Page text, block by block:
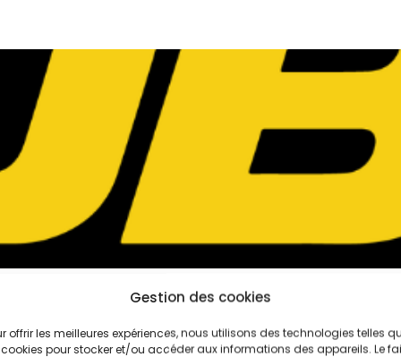
Gestion des cookies
offrir les meilleures expériences, nous utilisons des technologies telles
pour stocker et/ou accéder aux informations des appareils. Le